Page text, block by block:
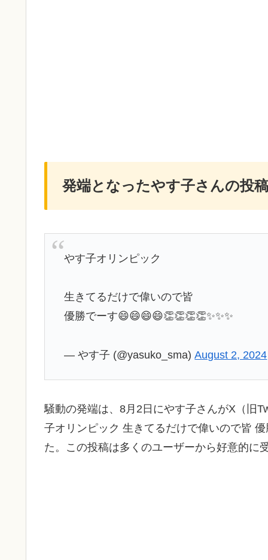
発端となったやす子さんの投稿
やす子オリンピック
生きてるだけで偉いので皆
優勝でーす😄😄😄😄👏👏👏👏✨✨✨
— やす子 (@yasuko_sma)August 2, 2024
騒動の発端は、8月2日にやす子さんがX（旧
子オリンピック 生きてるだけで偉いので皆
た。この投稿は多くのユーザーから好意的に